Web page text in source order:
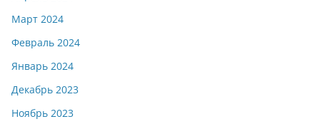
Март 2024
Февраль 2024
Январь 2024
Декабрь 2023
Ноябрь 2023